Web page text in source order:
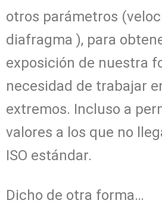
otros parámetros
diafragma ), para
exposición de nuestra
necesidad de trabajar
extremos. Incluso a
valores a los que no
ISO estándar.
Dicho de otra forma…